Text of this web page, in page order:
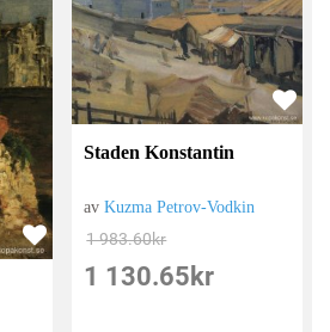
Staden Konstantin
avKuzma Petrov-Vodkin
1 983.60kr
1 130.65 kr